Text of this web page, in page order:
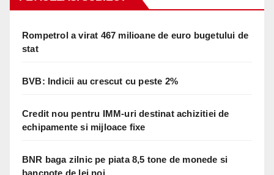
Rompetrol a virat 467 milioane de euro bugetului de
stat
BVB: Indicii au crescut cu peste 2%
Credit nou pentru IMM-uri destinat achizitiei de
echipamente si mijloace fixe
BNR baga zilnic pe piata 8,5 tone de monede si
bancnote de lei noi